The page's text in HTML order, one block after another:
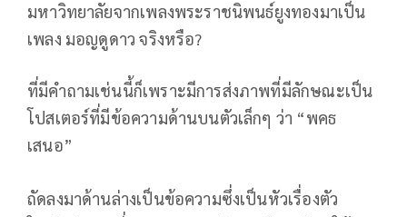
มหาวิทยาลัยจากเพลงพระราชนิพนธ์ยูงทองมาเป็น
เพลง มอญดูดาว จริงหรือ?
ที่มีคำถามเช่นนี้ก็เพราะมีการส่งภาพที่มีลักษณะเป็น
โปสเตอร์ที่มีข้อความด้านบนตัวเล็กๆ ว่า “พคธ
เสนอ”
ถัดลงมาด้านล่างเป็นข้อความซึ่งเป็นหัวเรื่องตัว